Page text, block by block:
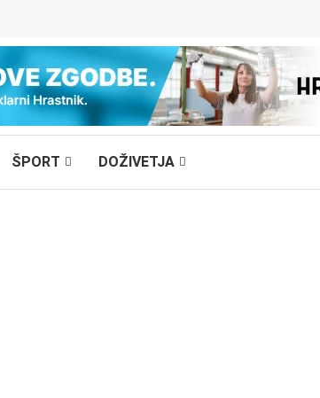
ŠPORT DOŽIVETJA